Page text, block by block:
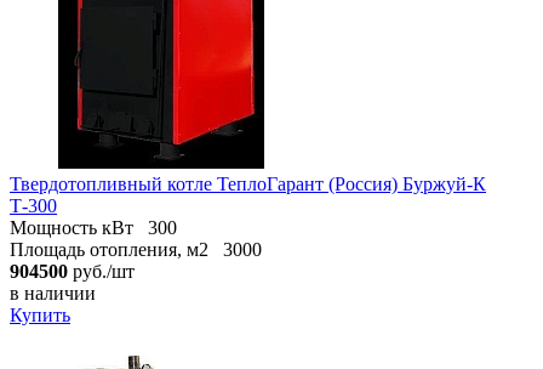
Твердотопливный котле ТеплоГарант (Россия) Буржуй-К
Т-300
Мощность кВт
300
Площадь отопления, м2
3000
904500 руб./шт
в наличии
Купить